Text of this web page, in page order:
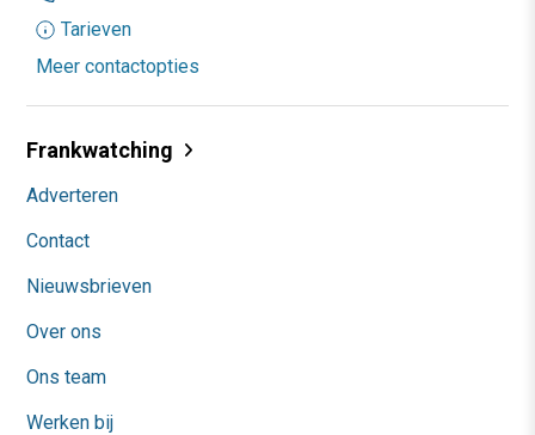
Tarieven
Meer contactopties
Frankwatching
Adverteren
Contact
Nieuwsbrieven
Over ons
Ons team
Werken bij